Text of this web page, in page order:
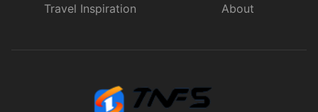
Travel Inspiration
About